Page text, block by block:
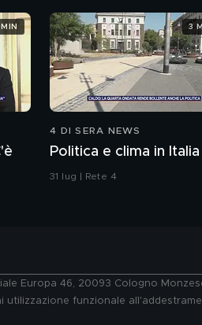
4 DI SERA NEWS
Politica e clima in Italia
31 lug | Rete 4
3
Europa 46, 20093 Cologno
funzionale